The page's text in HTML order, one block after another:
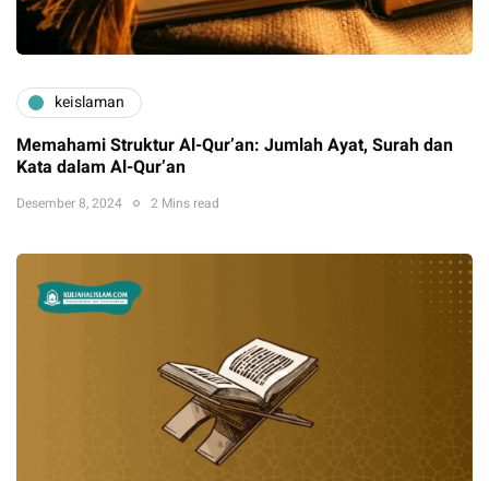
keislaman
Memahami Struktur Al-Qur’an: Jumlah Ayat, Surah dan
Kata dalam Al-Qur’an
Desember 8, 2024 2 Mins read